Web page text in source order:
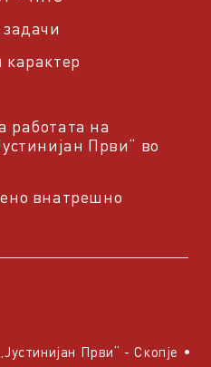
работата на
Први“ во
внатрешно
Први“ - Скопје •